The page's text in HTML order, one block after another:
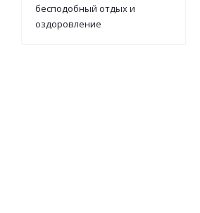
бесподобный отдых и
оздоровление